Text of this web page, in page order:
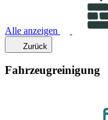
Alle anzeigen
Zurück
Fahrzeugreinigung